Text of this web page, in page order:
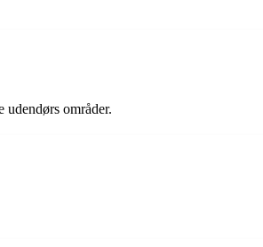
udendørs områder.